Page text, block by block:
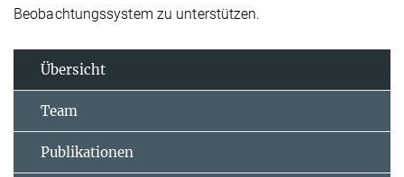
Beobachtungssystem zu unterstützen.
Übersicht
Team
Publikationen